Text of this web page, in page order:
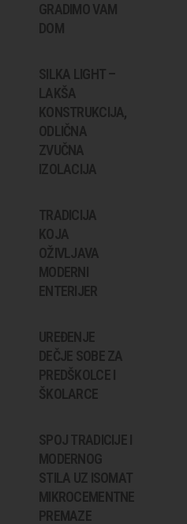
GRADIMO VAM
DOM
SILKA LIGHT –
LAKŠA
KONSTRUKCIJA,
ODLIČNA
ZVUČNA
IZOLACIJA
TRADICIJA
KOJA
OŽIVLJAVA
MODERNI
ENTERIJER
UREĐENJE
DEČJE SOBE ZA
PREDŠKOLCE I
ŠKOLARCE
SPOJ TRADICIJE I
MODERNOG
STILA UZ ISOMAT
MIKROCEMENTNE
PREMAZE